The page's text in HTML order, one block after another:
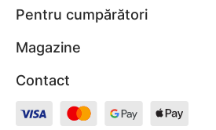
Pentru cumpărători
Magazine
Contact